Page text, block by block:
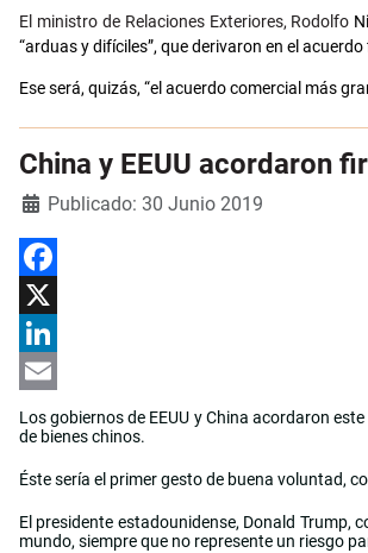
Email
El ministro de Relaciones Exteriores, Rodolfo
“arduas y difíciles”, que derivaron en el
Ese será, quizás, “el acuerdo comercial más
China y EEUU acordaron
DetallesPublicado: 30 Junio 2019
Facebook
X
LinkedIn
Email
Los gobiernos de EEUU y China acordaron
de bienes chinos.
Éste sería el primer gesto de buena voluntad,
El presidente estadounidense, Donald Trump,
mundo, siempre que no represente un riesgo